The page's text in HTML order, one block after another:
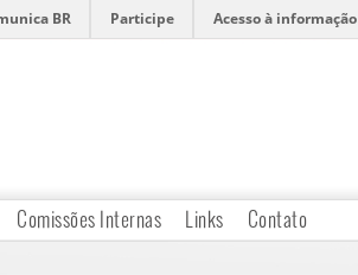
BR Participe Acesso à informação
Comissões Internas Links Contato